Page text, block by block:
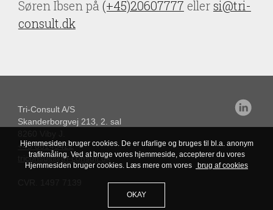
Søren Ibsen på (+45)20607777 ellersi@tri-
consult.dk
Tri-Consult A/S
Skanderborgvej 213, 2. sal
+45 86145422
triconsult@tri-consult.dk
Hjemmesiden bruger cookies. De er ufarlige og bruges til bl.a. anonym
trafikmåling. Ved at bruge vores hjemmeside, accepterer du vores
Hjemmesiden bruger cookies. Læs mere om vores
brug af cookies
OKAY